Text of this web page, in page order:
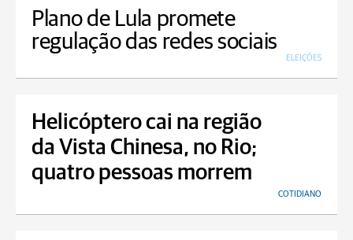
Plano de Lula promete
regulação das redes sociais
ELEIÇÕES
Helicóptero cai na região
da Vista Chinesa, no Rio;
quatro pessoas morrem
COTIDIANO